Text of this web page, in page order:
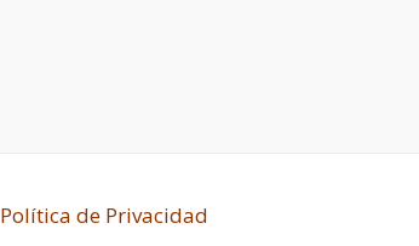
Política de Privacidad